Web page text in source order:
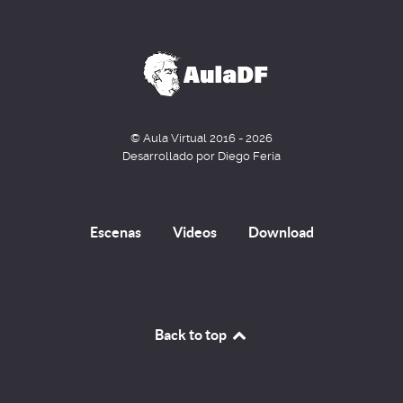
© Aula Virtual 2016 - 2026
Desarrollado por Diego Feria
Escenas Videos Download
Back to top